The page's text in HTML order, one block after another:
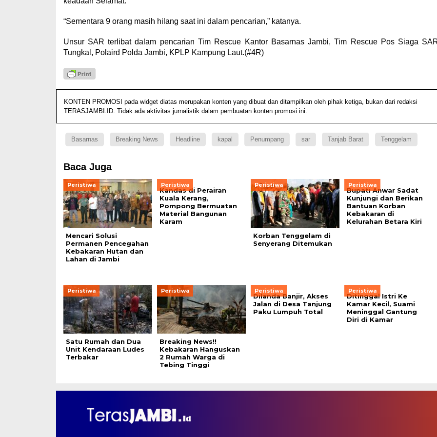
“Sementara 9 orang masih hilang saat ini dalam pencarian,” katanya.
Unsur SAR terlibat dalam pencarian Tim Rescue Kantor Basarnas Jambi, Tim Rescue Pos Siaga
Tungkal, Polaird Polda Jambi, KPLP Kampung Laut.(#4R)
KONTEN PROMOSI pada widget diatas merupakan konten yang dibuat dan ditampilkan oleh pihak ketiga, bukan dari redaksi
TERASJAMBI.ID. Tidak ada aktivitas jurnalistik dalam pembuatan konten promosi ini.
Basarnas Breaking News Headline kapal Penumpang sar Tanjab Barat Tenggelam
Baca Juga
Peristiwa
Mencari Solusi
Permanen Pencegahan
Kebakaran Hutan dan
Lahan di Jambi
Peristiwa
Kandas di Perairan
Kuala Kerang,
Pompong Bermuatan
Material Bangunan
Karam
Peristiwa
Korban Tenggelam di
Senyerang Ditemukan
Peristiwa
Bupati Anwar Sadat
Kunjungi dan Berikan
Bantuan Korban
Kebakaran di
Kelurahan Betara Kiri
Peristiwa
Satu Rumah dan Dua
Unit Kendaraan Ludes
Terbakar
Peristiwa
Breaking News!!
Kebakaran Hanguskan
2 Rumah Warga di
Tebing Tinggi
Peristiwa
Dilanda Banjir, Akses
Jalan di Desa Tanjung
Paku Lumpuh Total
Peristiwa
Ditinggal Istri Ke
Kamar Kecil, Suami
Meninggal Gantung
Diri di Kamar